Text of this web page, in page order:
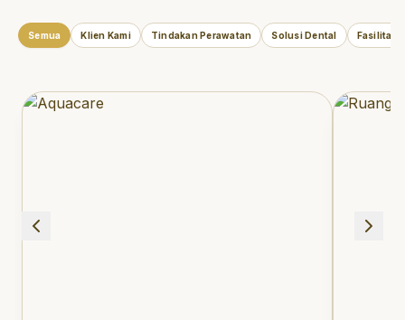
Semua Klien Kami Tindakan Perawatan Solusi Dental Fasilitas